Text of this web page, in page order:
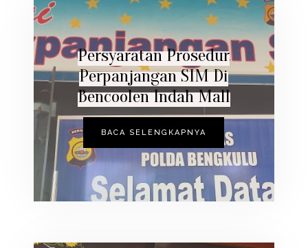
Persyaratan Prosedur
Perpanjangan SIM Di
Bencoolen Indah Mall
BACA SELENGKAPNYA